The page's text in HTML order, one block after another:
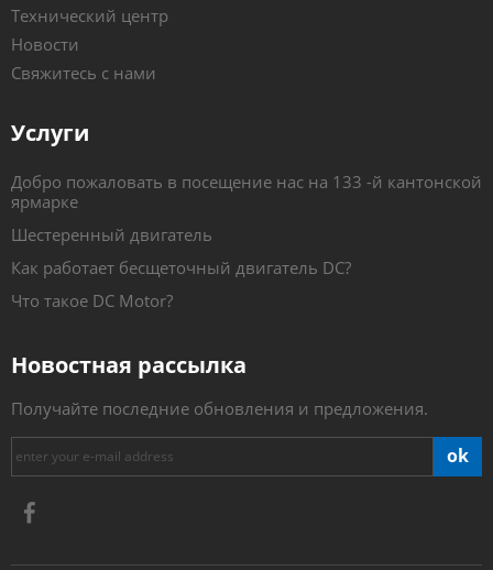
Технический центр
Новости
Свяжитесь с нами
Услуги
Добро пожаловать в посещение нас на 133 -й кантонской
ярмарке
Шестеренный двигатель
Как работает бесщеточный двигатель DC?
Что такое DC Motor?
Новостная рассылка
Получайте последние обновления и предложения.
ok